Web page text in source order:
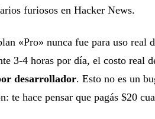
furiosos en Hacker News.
«Pro» nunca fue para uso real
3-4 horas por día, el costo real
desarrollador. Esto no es un
te hace pensar que pagás $20